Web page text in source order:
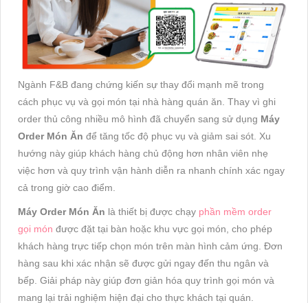
Ngành F&B đang chứng kiến sự thay đổi mạnh mẽ trong
cách phục vụ và gọi món tại nhà hàng quán ăn. Thay vì ghi
order thủ công nhiều mô hình đã chuyển sang sử dụng Máy
Order Món Ăn để tăng tốc độ phục vụ và giảm sai sót. Xu
hướng này giúp khách hàng chủ động hơn nhân viên nhẹ
việc hơn và quy trình vận hành diễn ra nhanh chính xác ngay
cả trong giờ cao điểm.
Máy Order Món Ăn là thiết bị được chạy phần mềm order
gọi món được đặt tại bàn hoặc khu vực gọi món, cho phép
khách hàng trực tiếp chọn món trên màn hình cảm ứng. Đơn
hàng sau khi xác nhận sẽ được gửi ngay đến thu ngân và
bếp. Giải pháp này giúp đơn giản hóa quy trình gọi món và
mang lại trải nghiệm hiện đại cho thực khách tại quán.